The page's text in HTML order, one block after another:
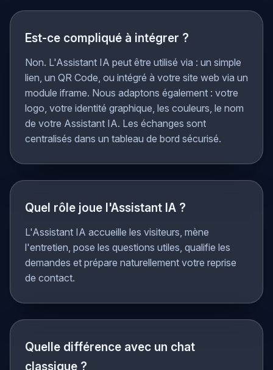
Est-ce compliqué à intégrer ?
Non. L'Assistant IA peut être utilisé via : un simple
lien, un QR Code, ou intégré à votre site web via un
module iframe. Nous adaptons également : votre
logo, votre identité graphique, les couleurs, le nom
de votre Assistant IA. Les échanges sont
Quel rôle joue l'Assistant IA ?
L'Assistant IA accueille les visiteurs, mène
l'entretien, pose les questions utiles, qualifie les
demandes et prépare naturellement votre reprise